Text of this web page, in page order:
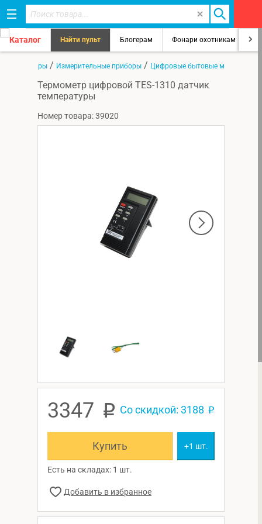
Каталог Найти пульт Блогерам Фонари охотникам
Все товары / Измерительные приборы / Цифровые бытовые
Термометр цифровой TES-1310 датчик
температуры
Номер товара: 39020
3347 p Со скидкой: 3188 p
Купить +1 шт.
Есть на складах: 1 шт.